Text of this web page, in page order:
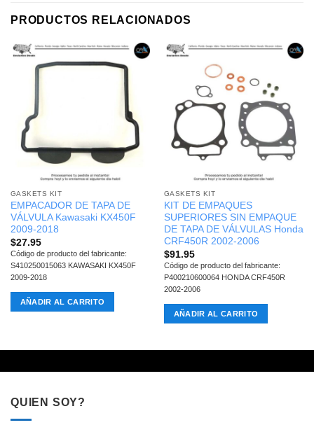
PRODUCTOS RELACIONADOS
GASKETS KIT
EMPACADOR DE TAPA DE
VÁLVULA Kawasaki KX450F
2009-2018
$27.95
Código de producto del fabricante:
S410250015063 KAWASAKI KX450F
2009-2018
AÑADIR AL CARRITO
GASKETS KIT
KIT DE EMPAQUES
SUPERIORES SIN EMPAQUE
DE TAPA DE VÁLVULAS Honda
CRF450R 2002-2006
$91.95
Código de producto del fabricante:
P400210600064 HONDA CRF450R
2002-2006
AÑADIR AL CARRITO
QUIEN SOY?